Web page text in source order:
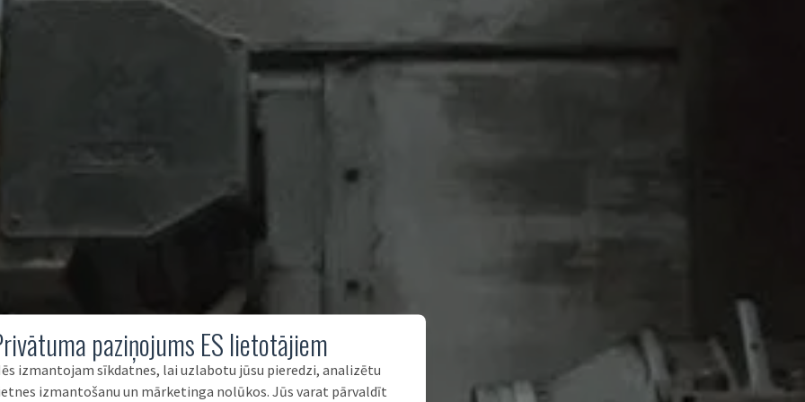
paziņojums ES lietotājiem
izmantojam sīkdatnes, lai uzlabotu jūsu pieredzi, analizētu
izmantošanu un mārketinga nolūkos. Jūs varat pārvaldīt